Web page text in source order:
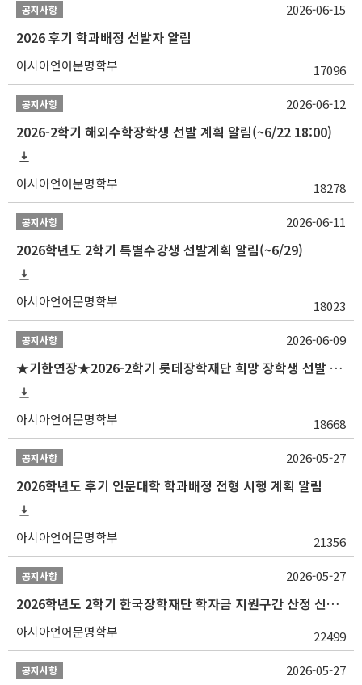
공지사항
2026 후기 학과배정 선발자 알림
아시아언어문명학부 17096
2026-06-15
공지사항
2026-2학기 해외수학장학생 선발 계획 알림(~6/22 18:00)
아시아언어문명학부 18278
2026-06-12
공지사항
2026학년도 2학기 특별수강생 선발계획 알림(~6/29)
아시아언어문명학부 18023
2026-06-11
공지사항
★기한연장★2026-2학기 롯데장학재단 희망 장학생 선발 안내(~6/15
아시아언어문명학부 18668
2026-06-09
공지사항
2026학년도 후기 인문대학 학과배정 전형 시행 계획 알림
아시아언어문명학부 21356
2026-05-27
공지사항
2026학년도 2학기 한국장학재단 학자금 지원구간 산정 신청 안내
아시아언어문명학부 22499
2026-05-27
공지사항 2026-05-27